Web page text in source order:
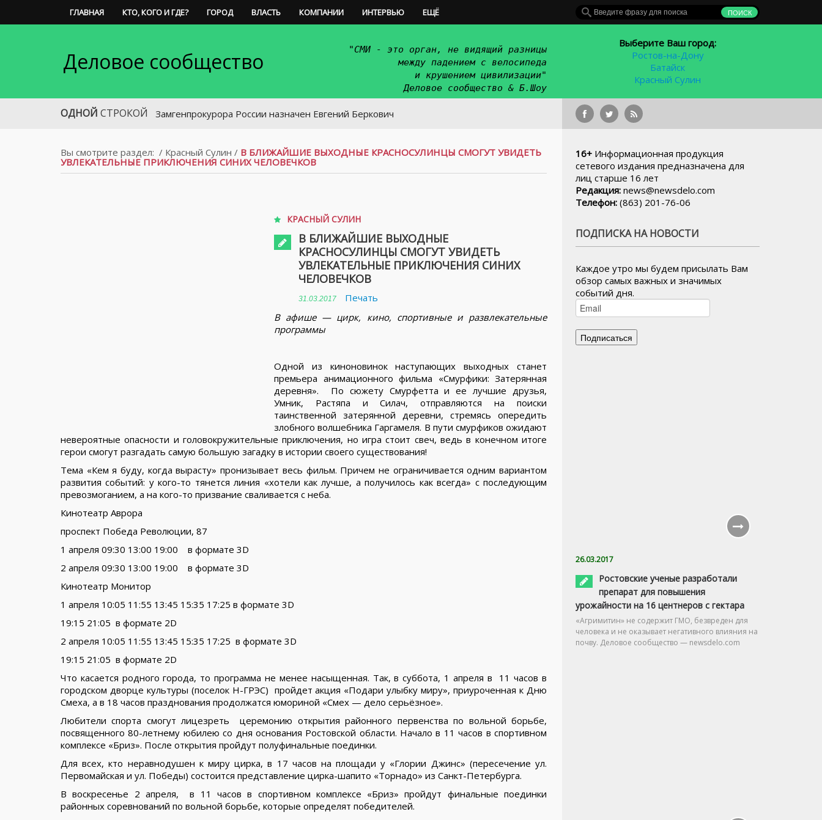
ГЛАВНАЯ КТО, КОГО И ГДЕ? ГОРОД ВЛАСТЬ КОМПАНИИ ИНТЕРВЬЮ ЕЩЁ
Деловое сообщество
"СМИ - это орган, не видящий разницы
между падением с велосипеда
и крушением цивилизации"
Деловое сообщество & Б.Шоу
Выберите Ваш город:
Ростов-на-Дону
Батайск
Красный Сулин
ОДНОЙ СТРОКОЙ
Замгенпрокурора России назначен Евгений Беркович
Вы смотрите раздел: / Красный Сулин / В БЛИЖАЙШИЕ ВЫХОДНЫЕ КРАСНОСУЛИНЦЫ СМОГУТ УВИДЕТЬ
УВЛЕКАТЕЛЬНЫЕ ПРИКЛЮЧЕНИЯ СИНИХ ЧЕЛОВЕЧКОВ
КРАСНЫЙ СУЛИН
В БЛИЖАЙШИЕ ВЫХОДНЫЕ
КРАСНОСУЛИНЦЫ СМОГУТ УВИДЕТЬ
УВЛЕКАТЕЛЬНЫЕ ПРИКЛЮЧЕНИЯ СИНИХ
ЧЕЛОВЕЧКОВ
31.03.2017
Печать
В афише — цирк, кино, спортивные и развлекательные
программы
Одной из киноновинок наступающих выходных станет
премьера анимационного фильма «Смурфики: Затерянная
деревня». По сюжету Смурфетта и ее лучшие друзья,
Умник, Растяпа и Силач, отправляются на поиски
таинственной затерянной деревни, стремясь опередить
злобного волшебника Гаргамеля. В пути смурфиков ожидают
невероятные опасности и головокружительные приключения, но игра стоит свеч, ведь в конечном итоге
герои смогут разгадать самую большую загадку в истории своего существования!
Тема «Кем я буду, когда вырасту» пронизывает весь фильм. Причем не ограничивается одним вариантом
развития событий: у кого-то тянется линия «хотели как лучше, а получилось как всегда» с последующим
превозмоганием, а на кого-то призвание сваливается с неба.
Кинотеатр Аврора
проспект Победа Революции, 87
1 апреля 09:30 13:00 19:00 в формате 3D
2 апреля 09:30 13:00 19:00 в формате 3D
Кинотеатр Монитор
1 апреля 10:05 11:55 13:45 15:35 17:25 в формате 3D
19:15 21:05 в формате 2D
2 апреля 10:05 11:55 13:45 15:35 17:25 в формате 3D
19:15 21:05 в формате 2D
Что касается родного города, то программа не менее насыщенная. Так, в суббота, 1 апреля в 11 часов в
городском дворце культуры (поселок Н-ГРЭС) пройдет акция «Подари улыбку миру», приуроченная к Дню
Смеха, а в 18 часов празднования продолжатся юмориной «Смех — дело серьёзное».
Любители спорта смогут лицезреть церемонию открытия районного первенства по вольной борьбе,
посвященного 80-летнему юбилею со дня основания Ростовской области. Начало в 11 часов в спортивном
комплексе «Бриз». После открытия пройдут полуфинальные поединки.
Для всех, кто неравнодушен к миру цирка, в 17 часов на площади у «Глории Джинс» (пересечение ул.
Первомайская и ул. Победы) состоится представление цирка-шапито «Торнадо» из Санкт-Петербурга.
В воскресенье 2 апреля, в 11 часов в спортивном комплексе «Бриз» пройдут финальные поединки
районных соревнований по вольной борьбе, которые определят победителей.
16+ Информационная продукция
сетевого издания предназначена для
лиц старше 16 лет
Редакция: news@newsdelo.com
Телефон: (863) 201-76-06
ПОДПИСКА НА НОВОСТИ
Каждое утро мы будем присылать Вам
обзор самых важных и значимых
событий дня.
26.03.2017
Ростовские ученые разработали
препарат для повышения
урожайности на 16 центнеров с гектара
«Агримитин» не содержит ГМО, безвреден для
человека и не оказывает негативного влияния на
почву. Деловое сообщество — newsdelo.com